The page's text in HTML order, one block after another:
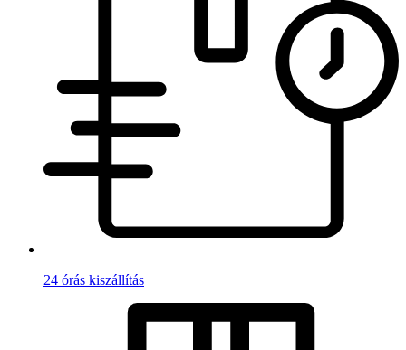
24 órás kiszállítás